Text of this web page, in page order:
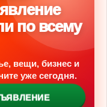
по всему
вещи, бизнес и
уже сегодня.